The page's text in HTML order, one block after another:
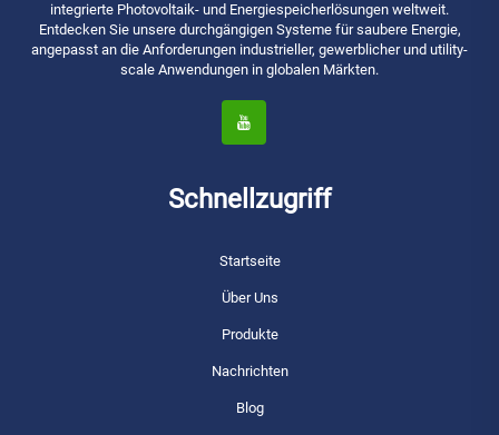
integrierte Photovoltaik- und Energiespeicherlösungen weltweit.
Entdecken Sie unsere durchgängigen Systeme für saubere Energie,
angepasst an die Anforderungen industrieller, gewerblicher und utility-
scale Anwendungen in globalen Märkten.
Schnellzugriff
Startseite
Über Uns
Produkte
Nachrichten
Blog